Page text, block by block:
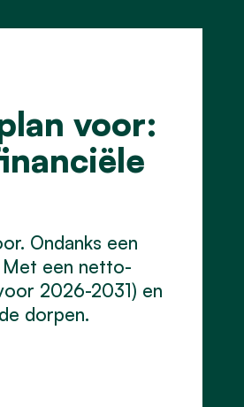
voor:
Ondanks een
een netto-
2026-2031) en
dorpen.